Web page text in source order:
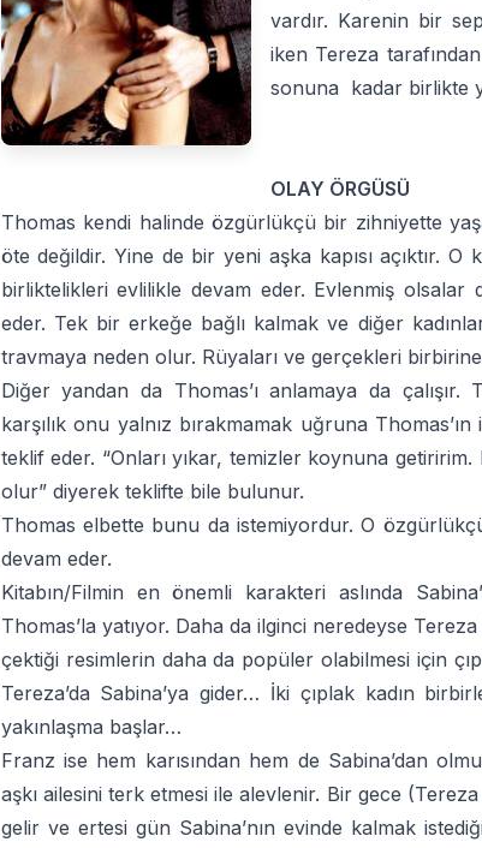
vardır. Karenin bir
iken Tereza
sonuna kadar birlikte
OLAY ÖRGÜSÜ
Thomas kendi halinde özgürlükçü bir zihniyette
öte değildir. Yine de bir yeni aşka kapısı açıktır.
birliktelikleri evlilikle devam eder. Evlenmiş olsalar
eder. Tek bir erkeğe bağlı kalmak ve diğer
travmaya neden olur. Rüyaları ve gerçekleri birbirine
Diğer yandan da Thomas’ı anlamaya da çalışır.
karşılık onu yalnız bırakmamak uğruna
teklif eder. “Onları yıkar, temizler koynuna getiririm.
olur” diyerek teklifte bile bulunur.
Thomas elbette bunu da istemiyordur. O
devam eder.
Kitabın/Filmin en önemli karakteri aslında
Thomas’la yatıyor. Daha da ilginci neredeyse
çektiği resimlerin daha da popüler olabilmesi için
Tereza’da Sabina’ya gider… İki çıplak kadın
yakınlaşma başlar…
Franz ise hem karısından hem de Sabina’dan
aşkı ailesini terk etmesi ile alevlenir. Bir gece
gelir ve ertesi gün Sabina’nın evinde kalmak